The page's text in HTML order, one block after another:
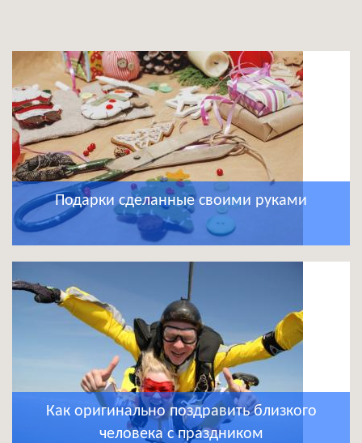
Подарки сделанные своими руками
Как оригинально поздравить близкого
человека с праздником